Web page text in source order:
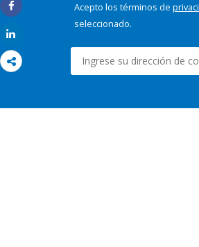
Share
Acepto los términos de
seleccionado.